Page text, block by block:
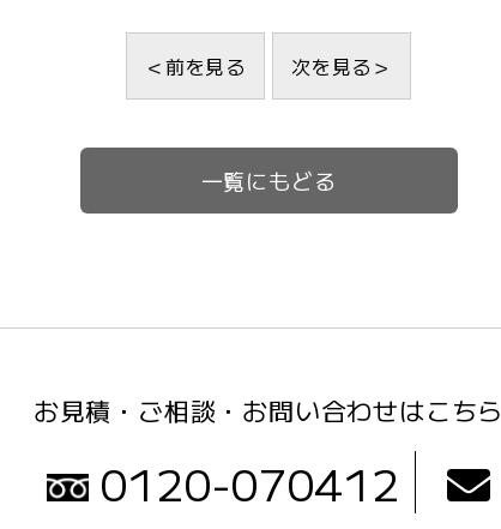
＜前を見る 次を見る＞
一覧にもどる
お見積・ご相談・お問い合わせはこちら
0120-070412